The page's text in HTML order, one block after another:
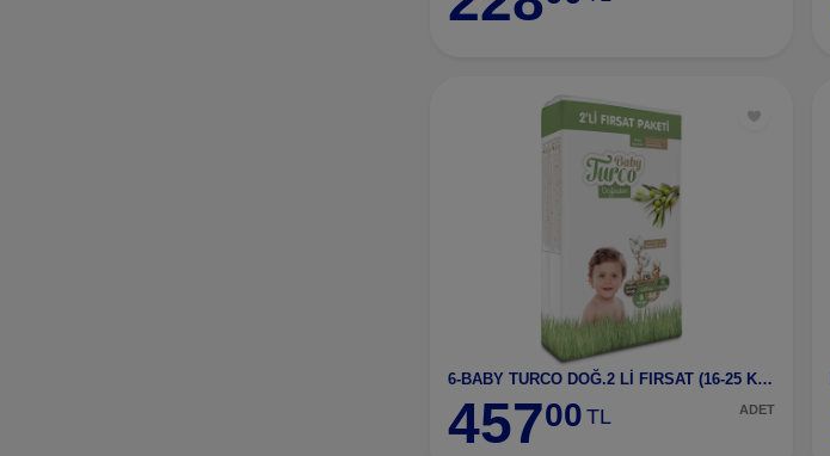
6-BABY TURCO DOĞ.2 Lİ FIRSAT (16-25 KG) XL NO:6
45700 TL ADET